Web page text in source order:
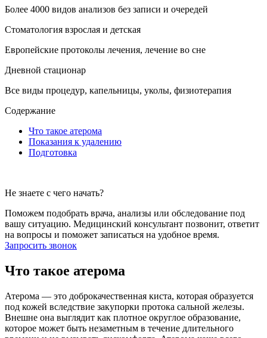
Более 4000 видов анализов без записи и очередей
Стоматология взрослая и детская
Европейские протоколы лечения, лечение во сне
Дневной стационар
Все виды процедур, капельницы, уколы, физиотерапия
Содержание
Что такое атерома
Показания к удалению
Подготовка
Не знаете с чего начать?
Поможем подобрать врача, анализы или обследование под
вашу ситуацию. Медицинский консультант позвонит, ответит
на вопросы и поможет записаться на удобное время.
Запросить звонок
Что такое атерома
Атерома — это доброкачественная киста, которая образуется
под кожей вследствие закупорки протока сальной железы.
Внешне она выглядит как плотное округлое образование,
которое может быть незаметным в течение длительного